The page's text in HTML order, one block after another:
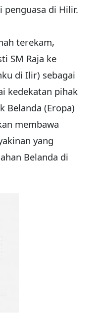
penguasa di Hilir.
terekam,
SM Raja ke
di Ilir) sebagai
kedekatan pihak
Belanda (Eropa)
membawa
yang
Belanda di